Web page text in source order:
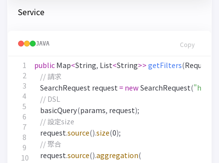
Service
JAVA Copy
2
4
7
publicMap<String, List<String>> getFilters(
// 請求
SearchRequest request =new SearchRequest("hotel"
// DSL
basicQuery(params, request);
// 設定size
request.source().size(0);
// 聚合
request.source().aggregation(